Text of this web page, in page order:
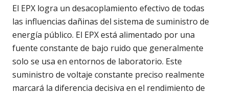
El EPX logra un desacoplamiento efectivo de todas
las influencias dañinas del sistema de suministro de
energía público. El EPX está alimentado por una
fuente constante de bajo ruido que generalmente
solo se usa en entornos de laboratorio. Este
suministro de voltaje constante preciso realmente
marcará la diferencia decisiva en el rendimiento de